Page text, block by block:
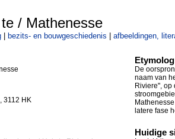
/ Mathenesse
bezits- en bouwgeschiedenis afbeeldingen,
3112 HK
De
naam van
Riviere", op
latere fase
Huidige